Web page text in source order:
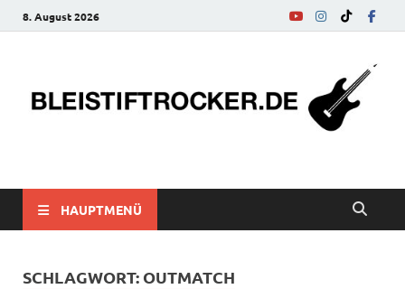
8. August 2026
bleistiftrocker.de
HAUPTMENÜ
SCHLAGWORT: OUTMATCH